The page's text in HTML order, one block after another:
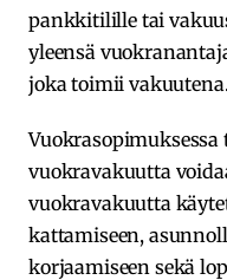
pankkitilille tai
yleensä
joka toimii vakuutena.
vuokravakuutta
vuokravakuutta
kattamiseen,
korjaamiseen sekä